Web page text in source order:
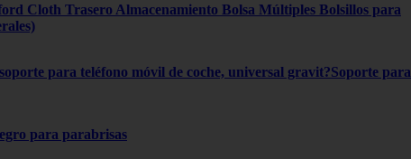
Cloth Trasero Almacenamiento Bolsa Múltiples Bolsillos para
para teléfono móvil de coche, universal gravit?Soporte para
para parabrisas